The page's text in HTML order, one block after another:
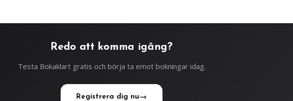
Redo att komma igång?
Testa Bokaklart gratis och börja ta emot bokningar idag.
Registrera dig nu